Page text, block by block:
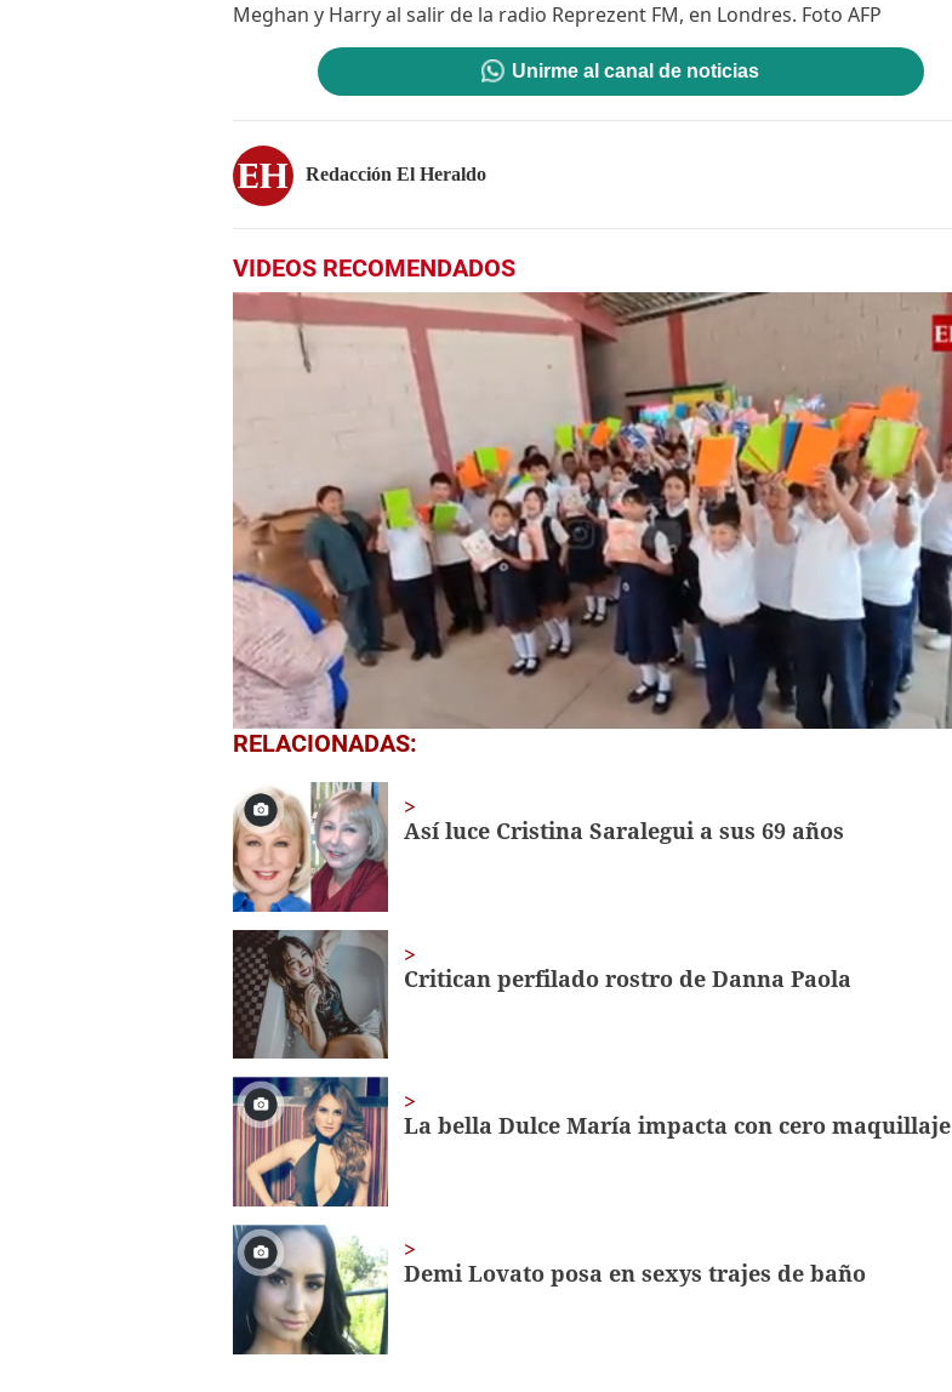
Meghan y Harry al salir de la radio Reprezent FM, en Londres. Foto AFP
Unirme al canal de noticias
Redacción El Heraldo
VIDEOS RECOMENDADOS
0
seconds
minute,
56
seconds Volume
0%
RELACIONADAS:
Así luce Cristina Saralegui a sus 69 años
Critican perfilado rostro de Danna Paola
La bella Dulce María impacta con cero maquillaje
Demi Lovato posa en sexys trajes de baño